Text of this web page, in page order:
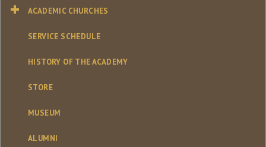
ACADEMIC CHURCHES
SERVICE SCHEDULE
HISTORY OF THE ACADEMY
STORE
MUSEUM
ALUMNI